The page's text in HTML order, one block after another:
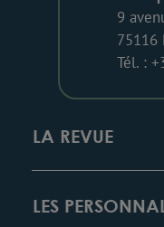
9
75116
Tél. :
LA REVUE
LES